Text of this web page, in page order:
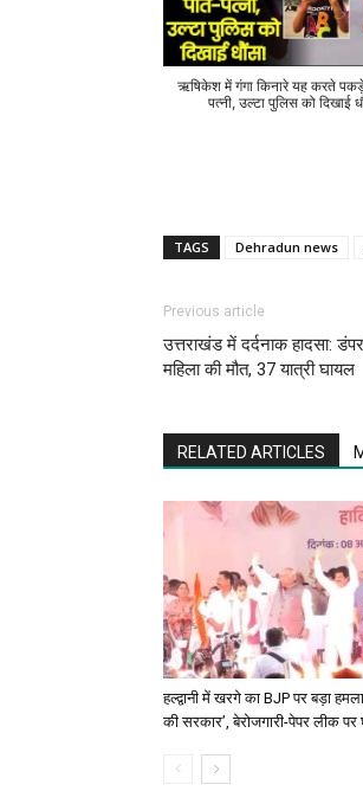
ऋषिकेश में गंगा किनारे यह करते
पत्नी, उल्टा पुलिस को दिखाई
TAGS Dehradun news
Previous article
उत्तराखंड में दर्दनाक हादसा:
महिला की मौत, 37 यात्री घायल
RELATED ARTICLES
हल्द्वानी में खरगे का BJP पर बड़ा
की सरकार’, बेरोजगारी-पेपर लीक पर